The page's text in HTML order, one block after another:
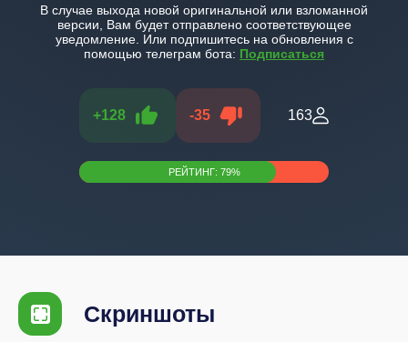
В случае выхода новой оригинальной или взломанной
версии, Вам будет отправлено соответствующее
уведомление. Или подпишитесь на обновления с
помощью телеграм бота: Подписаться
+128 -35 163
РЕЙТИНГ: 79%
Скриншоты